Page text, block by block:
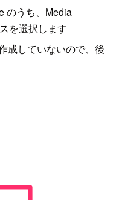
のうち、Media
を選択します
成していないので、後